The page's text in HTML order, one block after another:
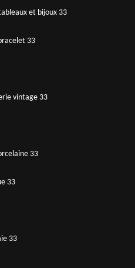
et bijoux 33
33
vintage 33
33
33
33